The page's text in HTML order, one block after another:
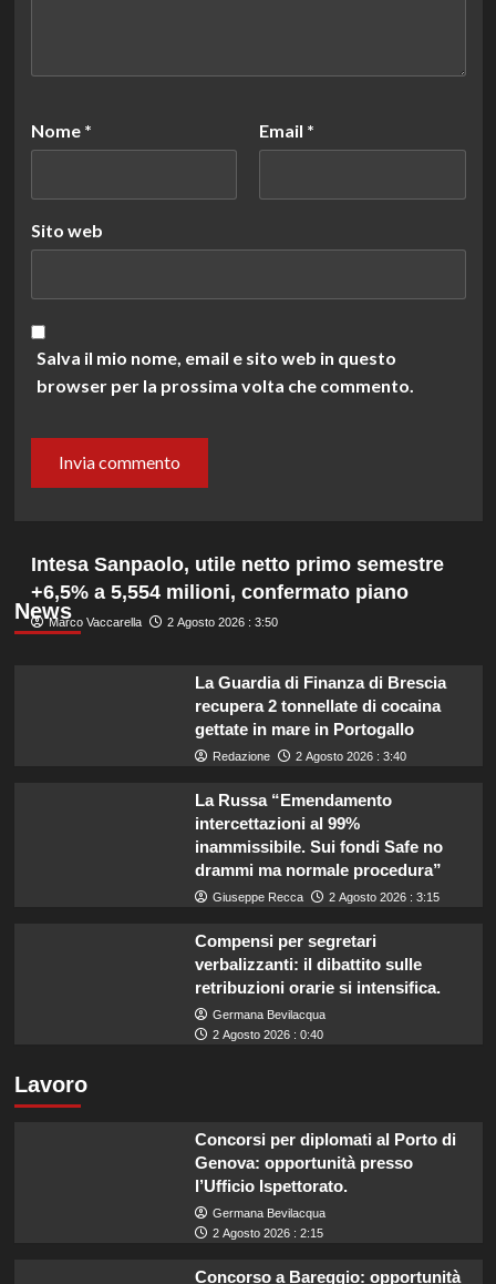
Nome * Email *
Sito web
Salva il mio nome, email e sito web in questo
browser per la prossima volta che commento.
News
Intesa Sanpaolo, utile netto primo semestre
+6,5% a 5,554 milioni, confermato piano
Marco Vaccarella 2 Agosto 2026 : 3:50
La Guardia di Finanza di Brescia
recupera 2 tonnellate di cocaina
gettate in mare in Portogallo
Redazione 2 Agosto 2026 : 3:40
La Russa “Emendamento
intercettazioni al 99%
inammissibile. Sui fondi Safe no
drammi ma normale procedura”
Giuseppe Recca 2 Agosto 2026 : 3:15
Compensi per segretari
verbalizzanti: il dibattito sulle
retribuzioni orarie si intensifica.
Germana Bevilacqua
2 Agosto 2026 : 0:40
Lavoro
Concorsi per diplomati al Porto di
Genova: opportunità presso
l’Ufficio Ispettorato.
Germana Bevilacqua
2 Agosto 2026 : 2:15
Concorso a Bareggio: opportunità